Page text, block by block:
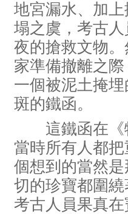
地宮漏水、加
塌之虞，考古
夜的搶救文物
家準備撤離之
一個被泥土掩
斑的鐵函。
這鐵函在《
當時所有人都
個想到的當然
切的珍寶都圍
考古人員果真